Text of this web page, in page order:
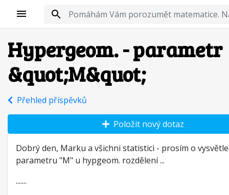
Hypergeom. - parametr
&quot;M&quot;
Přehled příspěvků
Dobrý den, Marku a všichni statistici - prosím o
parametru "M" u hypgeom. rozdělení ...
.......
Položit nový dotaz